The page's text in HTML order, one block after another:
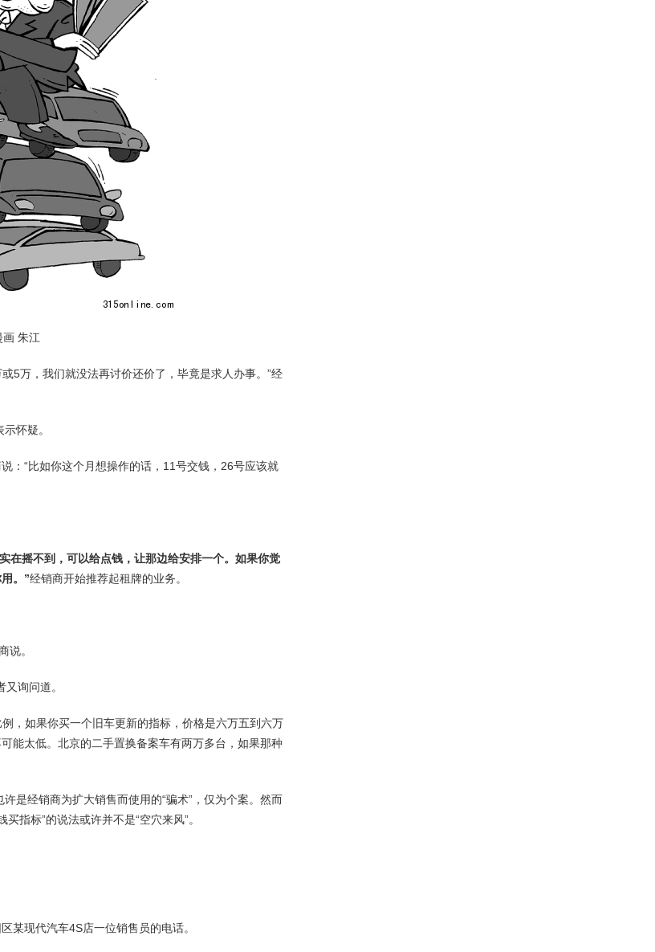
画 朱江
，我们就没法再讨价还价了，毕竟是求人办事。”经
怀疑。
“比如你这个月想操作的话，11号交钱，26号应该就
在摇不到，可以给点钱，让那边给安排一个。如果你觉
。”经销商开始推荐起租牌的业务。
说。
询问道。
，如果你买一个旧车更新的指标，价格是六万五到六万
能太低。北京的二手置换备案车有两万多台，如果那种
经销商为扩大销售而使用的“骗术”，仅为个案。然而
指标”的说法或许并不是“空穴来风”。
现代汽车4S店一位销售员的电话。